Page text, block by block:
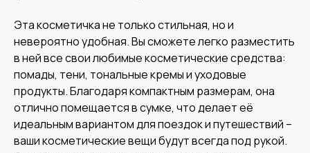
Эта косметичка не только стильная, но и
невероятно удобная. Вы сможете легко разместить
в ней все свои любимые косметические средства:
помады, тени, тональные кремы и уходовые
продукты. Благодаря компактным размерам, она
отлично помещается в сумке, что делает её
идеальным вариантом для поездок и путешествий –
ваши косметические вещи будут всегда под рукой.